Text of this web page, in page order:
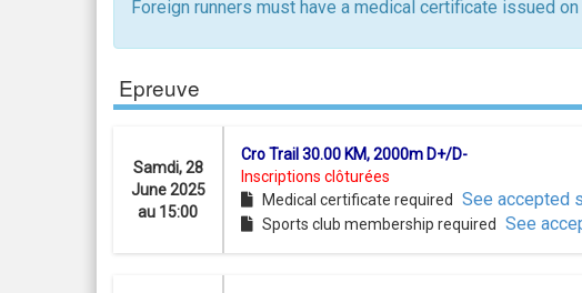
Foreign runners must have a medical certificate issued on
Epreuve
Samdi, 28
June 2025
au 15:00
Cro Trail 30.00 KM, 2000m D+/D-
Inscriptions clôturées
Medical certificate required
See accepted
Sports club membership required See